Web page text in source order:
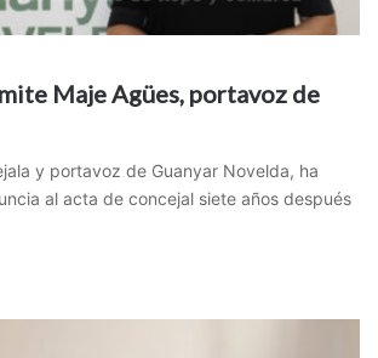
Maje Agües, portavoz de
y portavoz de Guanyar Novelda, ha
al acta de concejal siete años después